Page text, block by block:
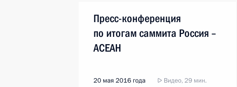
Пресс-конференция
по итогам саммита Россия –
АСЕАН
20 мая 2016 года Видео, 29 мин.